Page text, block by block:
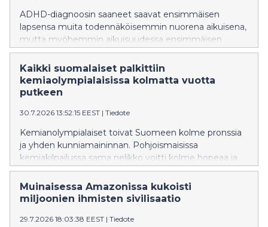
ADHD-diagnoosin saaneet saavat ensimmäisen
lapsensa muita todennäköisemmin nuorena aikuisena,
mutta myöhemmin aikuisuudessa ensimmäisen
lapsen saaminen on heillä muita
epätodennäköisempää. ADHD-diagnoosin saaneet
ovat yleensä muita useammin lapsettomia.
Kaikki suomalaiset palkittiin
kemiaolympialaisissa kolmatta vuotta
putkeen
30.7.2026 13:52:15 EEST | Tiedote
Kemianolympialaiset toivat Suomeen kolme pronssia
ja yhden kunniamaininnan. Pohjoismaisissa
kemiakilpailussa sama nelikko voitti kolme hopeaa ja
yhden pronssin.
Muinaisessa Amazonissa kukoisti
miljoonien ihmisten sivilisaatio
29.7.2026 18:03:38 EEST | Tiedote